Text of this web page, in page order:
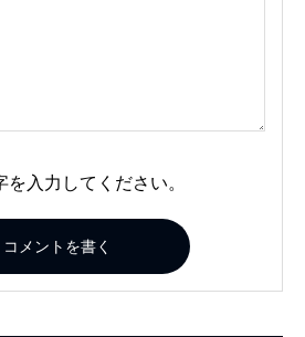
を入力してください。
コメントを書く